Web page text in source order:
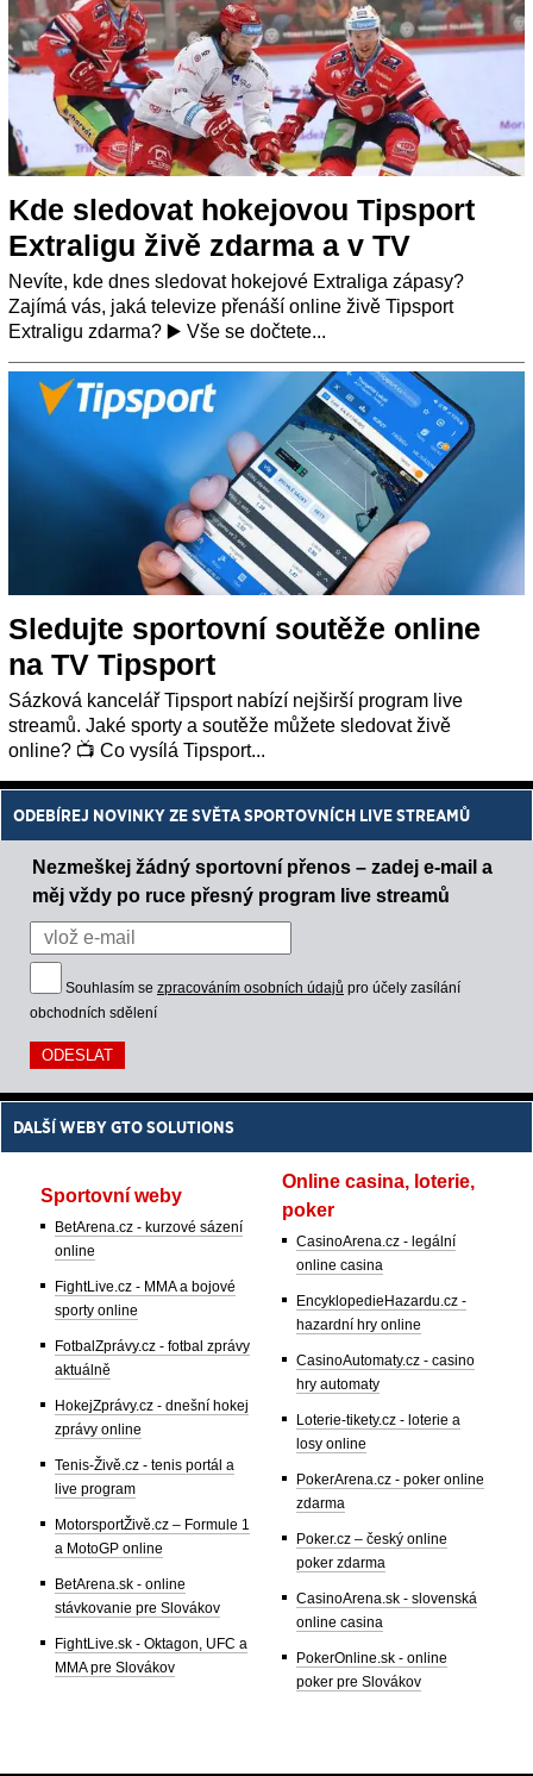
Kde sledovat hokejovou Tipsport
Extraligu živě zdarma a v TV
Nevíte, kde dnes sledovat hokejové Extraliga zápasy?
Zajímá vás, jaká televize přenáší online živě Tipsport
Extraligu zdarma? ▶️ Vše se dočtete...
Sledujte sportovní soutěže online
na TV Tipsport
Sázková kancelář Tipsport nabízí nejširší program live
streamů. Jaké sporty a soutěže můžete sledovat živě
online? 📺 Co vysílá Tipsport...
ODEBÍREJ NOVINKY ZE SVĚTA SPORTOVNÍCH LIVE STREAMŮ
Nezmeškej žádný sportovní přenos – zadej e-mail a
měj vždy po ruce přesný program live streamů
Souhlasím se zpracováním osobních údajů pro účely zasílání
obchodních sdělení
DALŠÍ WEBY GTO SOLUTIONS
Sportovní weby
BetArena.cz - kurzové sázení
online
FightLive.cz - MMA a bojové
sporty online
FotbalZprávy.cz - fotbal zprávy
aktuálně
HokejZprávy.cz - dnešní hokej
zprávy online
Tenis-Živě.cz - tenis portál a
live program
MotorsportŽivě.cz – Formule 1
a MotoGP online
BetArena.sk - online
stávkovanie pre Slovákov
FightLive.sk - Oktagon, UFC a
MMA pre Slovákov
Online casina, loterie,
poker
CasinoArena.cz - legální
online casina
EncyklopedieHazardu.cz -
hazardní hry online
CasinoAutomaty.cz - casino
hry automaty
Loterie-tikety.cz - loterie a
losy online
PokerArena.cz - poker online
zdarma
Poker.cz – český online
poker zdarma
CasinoArena.sk - slovenská
online casina
PokerOnline.sk - online
poker pre Slovákov